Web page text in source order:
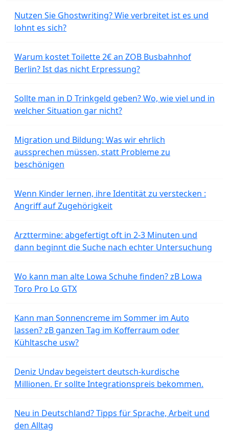
Nutzen Sie Ghostwriting? Wie verbreitet ist es und
lohnt es sich?
Warum kostet Toilette 2€ an ZOB Busbahnhof
Berlin? Ist das nicht Erpressung?
Sollte man in D Trinkgeld geben? Wo, wie viel und in
welcher Situation gar nicht?
Migration und Bildung: Was wir ehrlich
aussprechen müssen, statt Probleme zu
beschönigen
Wenn Kinder lernen, ihre Identität zu verstecken :
Angriff auf Zugehörigkeit
Arzttermine: abgefertigt oft in 2-3 Minuten und
dann beginnt die Suche nach echter Untersuchung
Wo kann man alte Lowa Schuhe finden? zB Lowa
Toro Pro Lo GTX
Kann man Sonnencreme im Sommer im Auto
lassen? zB ganzen Tag im Kofferraum oder
Kühltasche usw?
Deniz Undav begeistert deutsch-kurdische
Millionen. Er sollte Integrationspreis bekommen.
Neu in Deutschland? Tipps für Sprache, Arbeit und
den Alltag